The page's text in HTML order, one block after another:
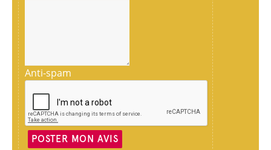
Anti-spam
POSTER MON AVIS